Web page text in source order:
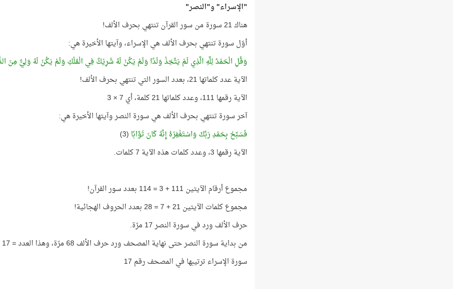
"الإسراء" و"النصر"
هناك 21 سورة من سور القرآن تنتهي بحرف الألف!
أوّل سورة تنتهي بحرف الألف هي الإسراء، وآيتها الأخيرة هي:
وَقُلِ الْحَمْدُ لِلَّهِ الَّذِي لَمْ يَتَّخِذْ وَلَدًا وَلَمْ يَكُنْ لَهُ شَرِيْكٌ فِي الْمُلْكِ وَلَمْ يَكُنْ لَهُ وَلِيٌّ مِنَ
الآية عدد كلماتها 21، بعدد السور التي تنتهي بحرف الألف!
الآية رقمها 111، وعدد كلماتها 21 كلمة، أي 7 × 3
آخر سورة تنتهي بحرف الألف هي سورة النصر وآيتها الأخيرة هي:
فَسَبِّحْ بِحَمْدِ رَبِّكَ وَاسْتَغْفِرْهُ إِنَّهُ كَانَ تَوَّابًا (3)
الآية رقمها 3، وعدد كلمات هذه الآية 7 كلمات.
مجموع أرقام الآيتين 111 + 3 = 114 بعدد سور القرآن!
مجموع كلمات الآيتين 21 + 7 = 28 بعدد الحروف الهجائية!
حرف الألف ورد في سورة النصر 17 مرّة.
من بداية سورة النصر حتى نهاية المصحف ورد حرف الألف 68 مرّة، وهذا العدد = 17 × 4
سورة الإسراء ترتيبها في المصحف رقم 17